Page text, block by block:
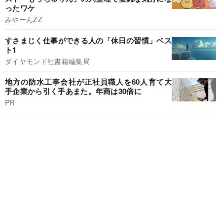
ったワケ
みやーんZZ
すさまじく仕事ができる人の「休日の習慣」ベス
ト1
ダイヤモンド社書籍編集局
地方の防水工事会社が正社員職人を60人育て大
手企業から引く手あまた。年商は30倍に
PR